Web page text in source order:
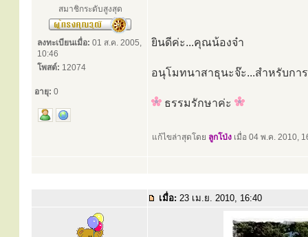
สมาชิกระดับสูงสุด
ลงทะเบียนเมื่อ: 01 ส.ค. 2005,
10:46
โพสต์: 12074
อายุ: 0
ยินดีค่ะ...คุณน้องจ๋า
อนุโมทนาสาธุนะจ๊ะ...สำหรับกา
ธรรมรักษาค่ะ
แก้ไขล่าสุดโดย ลูกโป่ง เมื่อ 04 พ.ค. 2010,
เมื่อ: 23 เม.ย. 2010, 16:40